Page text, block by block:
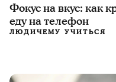
Фокус на вкус: как
еду на телефон
ЛЮДИЧЕМУ УЧИТЬСЯ